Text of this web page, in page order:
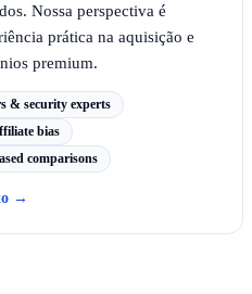
Nossa perspectiva é
prática na aquisição e
premium.
& security experts
bias
comparisons
→